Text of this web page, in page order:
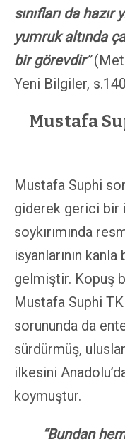
sınıfları da
yumruk altında
bir görevdir”
Yeni Bilgiler,
Mustafa
Mustafa Suphi
giderek gerici bir
soykırımında
isyanlarının kanla
gelmiştir. Kopuş
Mustafa Suphi
sorununda da
sürdürmüş,
ilkesini
koymuştur.
“Bundan